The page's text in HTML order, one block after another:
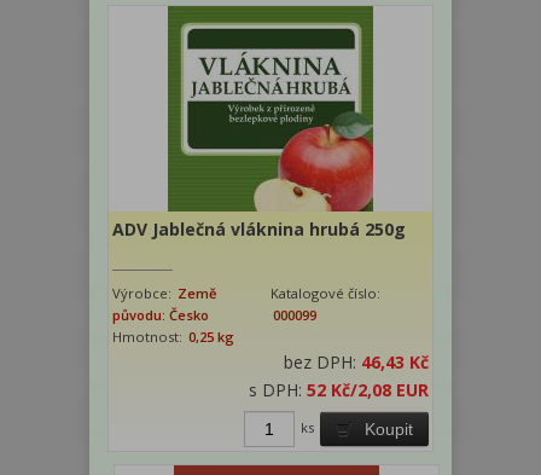
ADV Jablečná vláknina hrubá 250g
Výrobce: Země
původu: Česko
Katalogové číslo:
000099
Hmotnost: 0,25 kg
bez DPH: 46,43 Kč
s DPH: 52 Kč/2,08 EUR
Koupit
ks